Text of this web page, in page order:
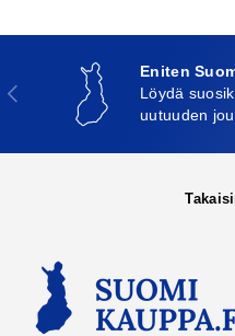
Edellinen
Eniten
Löydä
uutuuden